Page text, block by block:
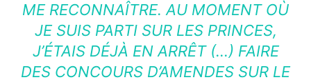
ME RECONNAÎTRE. AU MOMENT OÙ
JE SUIS PARTI SUR LES PRINCES,
J’ÉTAIS DÉJÀ EN ARRÊT (…) FAIRE
DES CONCOURS D’AMENDES SUR LE